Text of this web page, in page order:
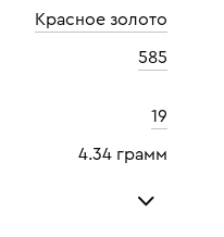
Красное золото
585
19
4.34 грамм